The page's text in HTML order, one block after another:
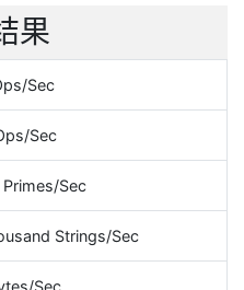
果
Sec
Sec
Sec
Strings/Sec
Sec